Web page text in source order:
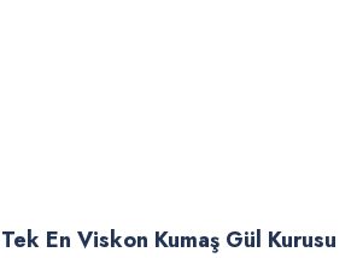
En Viskon Kumaş Gül Kurusu